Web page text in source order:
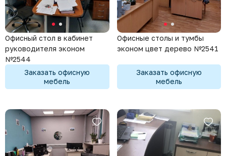
Офисный стол в кабинет
руководителя эконом
№2544
Заказать офисную
мебель
Офисные столы и тумбы
эконом цвет дерево №2541
Заказать офисную
мебель